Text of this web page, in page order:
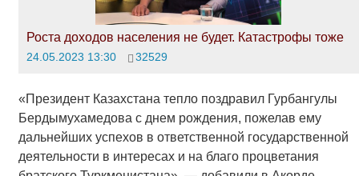
Роста доходов населения не будет. Катастрофы тоже
24.05.2023 13:30 32529
«Президент Казахстана тепло поздравил Гурбангулы
Бердымухамедова с днем рождения, пожелав ему
дальнейших успехов в ответственной государственной
деятельности в интересах и на благо процветания